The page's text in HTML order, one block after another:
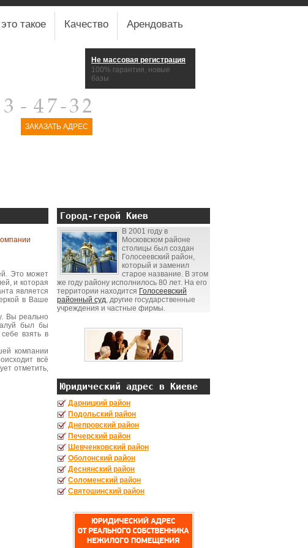
такое Качество Арендовать
ЗАКАЗАТЬ АДРЕС
Не массовая регистрация
100% гарантия, новые
базы
Это может
и которая
является
в Ваше
Вы реально
был бы
взять в
компании
всё
отметить,
Город-герой Киев
В 2001 году в
Московском районе
столицы был создан
Голосеевский район,
который и заменил
старое название. В этом
же году району исполнилось 80 лет. На его
территории находится Голосеевский
районный суд, другие государственные
учреждения и частные фирмы.
Юридический адрес в Киеве
Дарницкий район
Подольский район
Днепровский район
Печерский район
Шевченковский район
Оболонский район
Деснянский район
Соломенский район
Святошинский район